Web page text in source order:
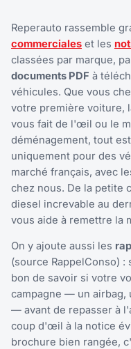
Reperauto rassemble
commerciales et les
classées par marque,
documents PDF à
véhicules. Que vous
votre première voiture,
vous fait de l'œil ou le
déménagement, tout
uniquement pour des
marché français, avec
chez nous. De la petite
diesel increvable au
vous aide à remettre la
On y ajoute aussi les
(source RappelConso)
bon de savoir si votre
campagne — un airbag,
— avant de repasser à
coup d'œil à la notice
brochure bien rangée,